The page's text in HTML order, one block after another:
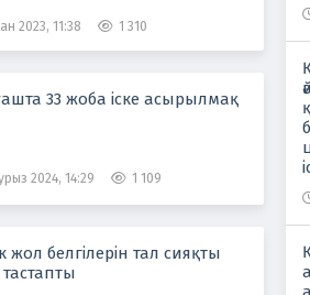
2023, 11:38 1 310
33 жоба іске асырылмақ
2024, 14:29 1 109
жол белгілерін тал сияқты
тастапты